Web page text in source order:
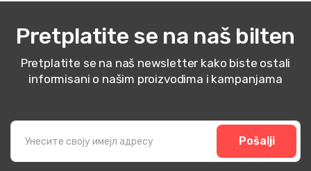
Pretplatite se na naš bilten
Pretplatite se na naš newsletter kako biste ostali
informisani o našim proizvodima i kampanjama
Pošalji